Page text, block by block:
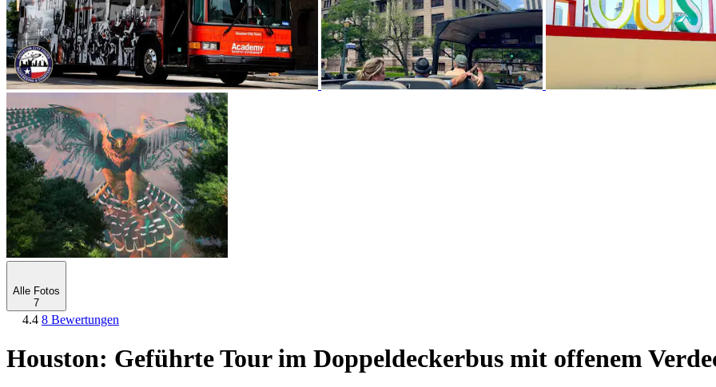
Alle Fotos
7
4.4 8 Bewertungen
Houston: Geführte Tour im Doppeldeckerbus mit offenem